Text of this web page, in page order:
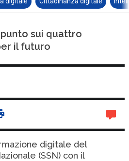
sui quattro
il futuro
digitale del
(SSN) con il